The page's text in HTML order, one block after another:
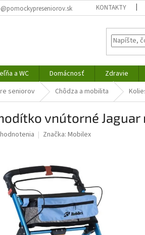
KONTAKTY
a WC Domácnosť Zdravie
seniorov Chôdza a mobilita
vnútorné Jaguar
Značka: Mobilex